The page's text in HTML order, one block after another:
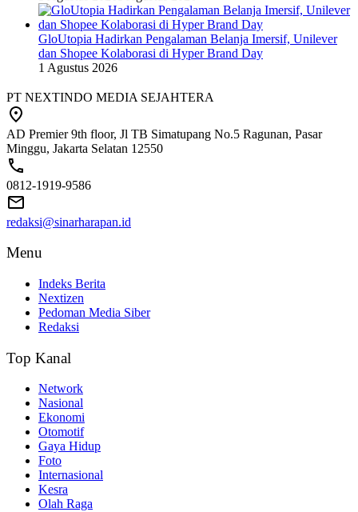
GloUtopia Hadirkan Pengalaman Belanja Imersif, Unilever
dan Shopee Kolaborasi di Hyper Brand Day
1 Agustus 2026
PT NEXTINDO MEDIA SEJAHTERA
AD Premier 9th floor, Jl TB Simatupang No.5 Ragunan, Pasar
Minggu, Jakarta Selatan 12550
0812-1919-9586
redaksi@sinarharapan.id
Menu
Indeks Berita
Nextizen
Pedoman Media Siber
Redaksi
Top Kanal
Network
Nasional
Ekonomi
Otomotif
Gaya Hidup
Foto
Internasional
Kesra
Olah Raga